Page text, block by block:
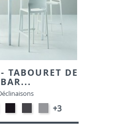
TABOURET DE
BAR...
Polypropylène
-
Noir
Polypropylène
-
Gris
Polypropylène
-
Gris
+3